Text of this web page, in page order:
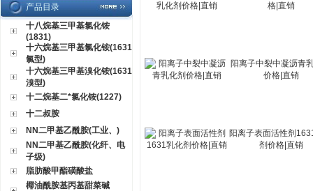
产品目录
十八烷基三甲基氯化铵
(1831)
十六烷基三甲基氯化铵(1631
氯型)
十六烷基三甲基溴化铵(1631
溴型)
十二烷基二*氯化铵(1227)
十二叔胺
NN二甲基乙酰胺(工业、)
NN二甲基乙酰胺(化纤、电
子级)
脂肪酸甲酯磺酸盐
椰油酰胺基丙基甜菜碱
格|直销
阳离子中裂中凝沥青
价格|直销
阳离子表面活性剂
剂价格|直销